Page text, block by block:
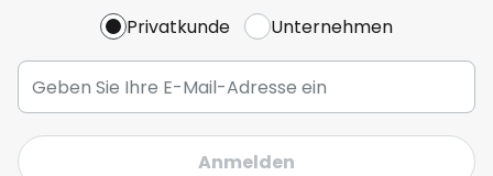
Privatkunde Unternehmen
Anmelden